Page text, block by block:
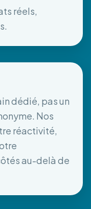
réels,
dédié, pas un
Nos
réactivité,
au-delà de